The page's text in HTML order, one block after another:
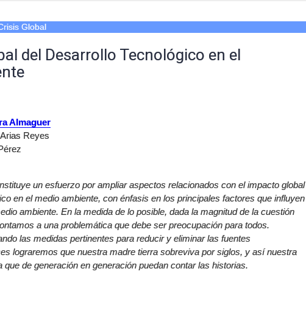
Global
del Desarrollo Tecnológico en el
Almaguer
Reyes
un esfuerzo por ampliar aspectos relacionados con el impacto global
en el medio ambiente, con énfasis en los principales factores que influyen
ambiente. En la medida de lo posible, dada la magnitud de la cuestión
a una problemática que debe ser preocupación para todos.
las medidas pertinentes para reducir y eliminar las fuentes
lograremos que nuestra madre tierra sobreviva por siglos, y así nuestra
que de generación en generación puedan contar las historias.